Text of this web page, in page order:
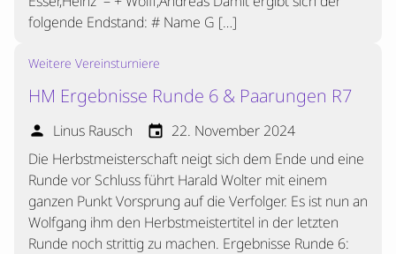
folgende Endstand: # Name G […]
Weitere Vereinsturniere
HM Ergebnisse Runde 6 & Paarungen R7
person Linus Rausch event 22. November 2024
Die Herbstmeisterschaft neigt sich dem Ende und eine
Runde vor Schluss führt Harald Wolter mit einem
ganzen Punkt Vorsprung auf die Verfolger. Es ist nun an
Wolfgang ihm den Herbstmeistertitel in der letzten
Runde noch strittig zu machen. Ergebnisse Runde 6: